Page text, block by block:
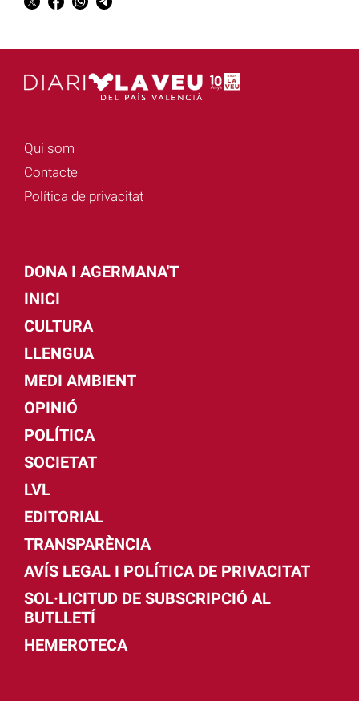
Qui som
Contacte
Política de privacitat
DONA I AGERMANA'T
INICI
CULTURA
LLENGUA
MEDI AMBIENT
OPINIÓ
POLÍTICA
SOCIETAT
LVL
EDITORIAL
TRANSPARÈNCIA
AVÍS LEGAL I POLÍTICA DE PRIVACITAT
SOL·LICITUD DE SUBSCRIPCIÓ AL
BUTLLETÍ
HEMEROTECA